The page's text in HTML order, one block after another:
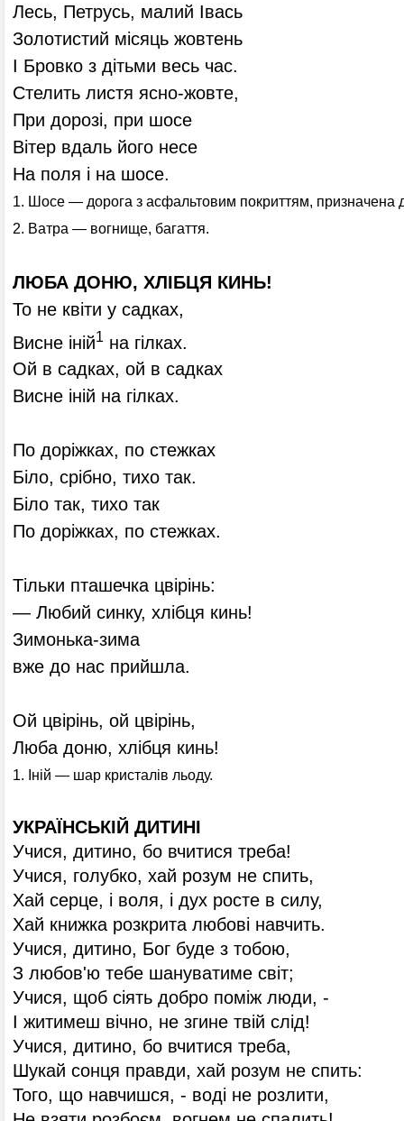
Лесь, Петрусь, малий Івась
Золотистий місяць жовтень
І Бровко з дітьми весь час.
Стелить листя ясно-жовте,
При дорозі, при шосе
Вітер вдаль його несе
На поля і на шосе.
1. Шосе — дорога з асфальтовим покриттям, призначена
2. Ватра — вогнище, багаття.
ЛЮБА ДОНЮ, ХЛІБЦЯ КИНЬ!
То не квіти у садках,
Висне іній1 на гілках.
Ой в садках, ой в садках
Висне іній на гілках.
По доріжках, по стежках
Біло, срібно, тихо так.
Біло так, тихо так
По доріжках, по стежках.
Тільки пташечка цвірінь:
— Любий синку, хлібця кинь!
Зимонька-зима
вже до нас прийшла.
Ой цвірінь, ой цвірінь,
Люба доню, хлібця кинь!
1. Іній — шар кристалів льоду.
УКРАЇНСЬКІЙ ДИТИНІ
Учися, дитино, бо вчитися треба!
Учися, голубко, хай розум не спить,
Хай серце, і воля, і дух росте в силу,
Хай книжка розкрита любові навчить.
Учися, дитино, Бог буде з тобою,
З любов'ю тебе шануватиме світ;
Учися, щоб сіять добро поміж люди, -
І житимеш вічно, не згине твій слід!
Учися, дитино, бо вчитися треба,
Шукай сонця правди, хай розум не спить:
Того, що навчишся, - воді не розлити,